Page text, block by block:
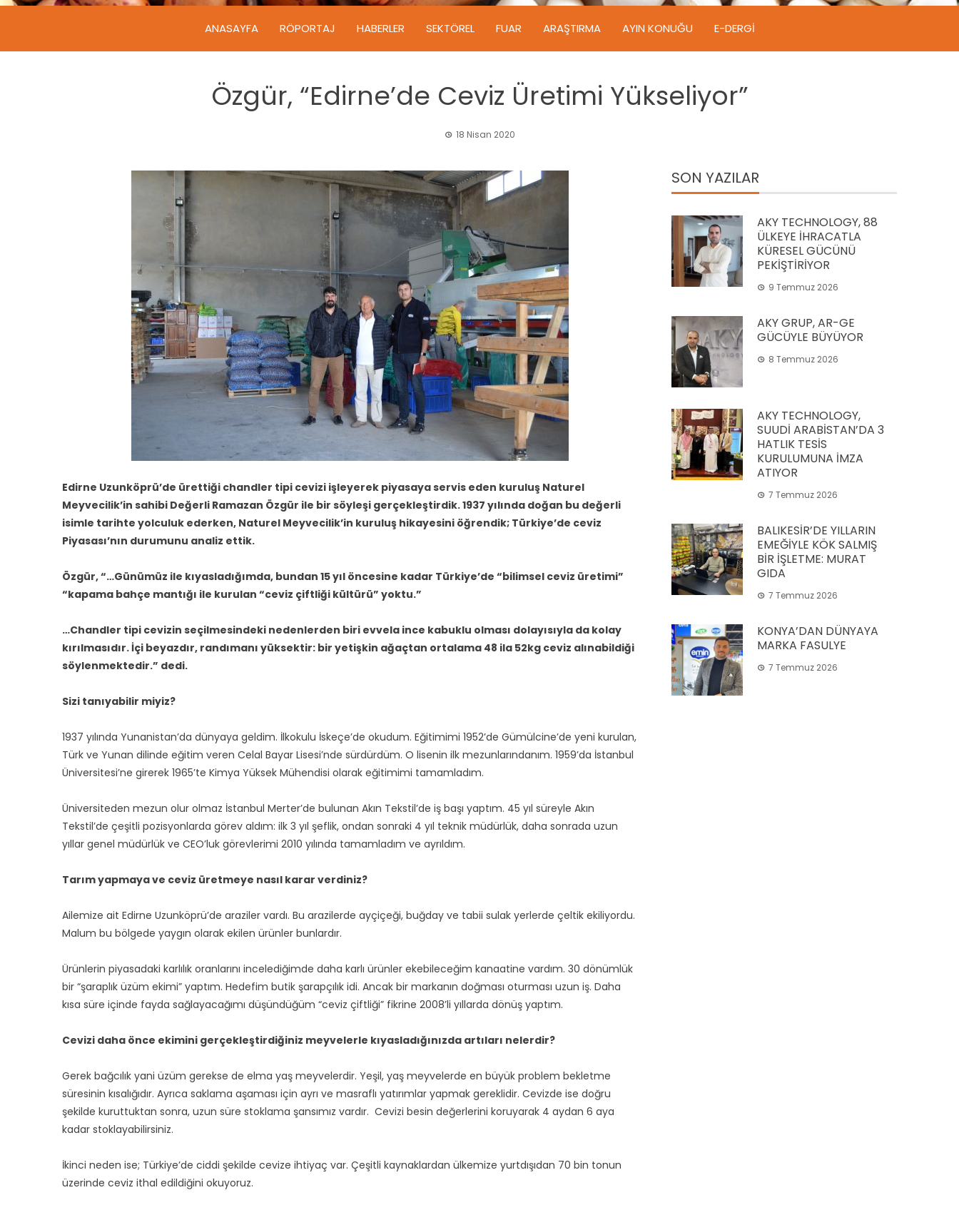
ANASAYFA RÖPORTAJ HABERLER SEKTÖREL FUAR ARAŞTIRMA AYIN KONUĞU E-DERGI
Özgür, “Edirne’de Ceviz Üretimi Yükseliyor”
18 Nisan 2020
Edirne Uzunköprü’de ürettiği chandler tipi cevizi işleyerek piyasaya servis eden kuruluş Naturel
Meyvecilik’in sahibi Değerli Ramazan Özgür ile bir söyleşi gerçekleştirdik. 1937 yılında doğan bu değerli
isimle tarihte yolculuk ederken, Naturel Meyvecilik’in kuruluş hikayesini öğrendik; Türkiye’de ceviz
Piyasası’nın durumunu analiz ettik.
Özgür, “…Günümüz ile kıyasladığımda, bundan 15 yıl öncesine kadar Türkiye’de “bilimsel ceviz üretimi”
“kapama bahçe mantığı ile kurulan “ceviz çiftliği kültürü” yoktu.”
…Chandler tipi cevizin seçilmesindeki nedenlerden biri evvela ince kabuklu olması dolayısıyla da kolay
kırılmasıdır. İçi beyazdır, randımanı yüksektir: bir yetişkin ağaçtan ortalama 48 ila 52kg ceviz alınabildiği
söylenmektedir.” dedi.
Sizi tanıyabilir miyiz?
1937 yılında Yunanistan’da dünyaya geldim. İlkokulu İskeçe’de okudum. Eğitimimi 1952’de Gümülcine’de yeni kurulan,
Türk ve Yunan dilinde eğitim veren Celal Bayar Lisesi’nde sürdürdüm. O lisenin ilk mezunlarındanım. 1959’da İstanbul
Üniversitesi’ne girerek 1965’te Kimya Yüksek Mühendisi olarak eğitimimi tamamladım.
Üniversiteden mezun olur olmaz İstanbul Merter’de bulunan Akın Tekstil’de iş başı yaptım. 45 yıl süreyle Akın
Tekstil’de çeşitli pozisyonlarda görev aldım: ilk 3 yıl şeflik, ondan sonraki 4 yıl teknik müdürlük, daha sonrada uzun
yıllar genel müdürlük ve CEO’luk görevlerimi 2010 yılında tamamladım ve ayrıldım.
Tarım yapmaya ve ceviz üretmeye nasıl karar verdiniz?
Ailemize ait Edirne Uzunköprü’de araziler vardı. Bu arazilerde ayçiçeği, buğday ve tabii sulak yerlerde çeltik ekiliyordu.
Malum bu bölgede yaygın olarak ekilen ürünler bunlardır.
Ürünlerin piyasadaki karlılık oranlarını incelediğimde daha karlı ürünler ekebileceğim kanaatine vardım. 30 dönümlük
bir “şaraplık üzüm ekimi” yaptım. Hedefim butik şarapçılık idi. Ancak bir markanın doğması oturması uzun iş. Daha
kısa süre içinde fayda sağlayacağımı düşündüğüm “ceviz çiftliği” fikrine 2008’li yıllarda dönüş yaptım.
Cevizi daha önce ekimini gerçekleştirdiğiniz meyvelerle kıyasladığınızda artıları nelerdir?
Gerek bağcılık yani üzüm gerekse de elma yaş meyvelerdir. Yeşil, yaş meyvelerde en büyük problem bekletme
süresinin kısalığıdır. Ayrıca saklama aşaması için ayrı ve masraflı yatırımlar yapmak gereklidir. Cevizde ise doğru
şekilde kuruttuktan sonra, uzun süre stoklama şansımız vardır. Cevizi besin değerlerini koruyarak 4 aydan 6 aya
kadar stoklayabilirsiniz.
İkinci neden ise; Türkiye’de ciddi şekilde cevize ihtiyaç var. Çeşitli kaynaklardan ülkemize yurtdışıdan 70 bin tonun
üzerinde ceviz ithal edildiğini okuyoruz.
SON YAZILAR
AKY TECHNOLOGY, 88
ÜLKEYE İHRACATLA
KÜRESEL GÜCÜNÜ
PEKİŞTİRİYOR
9 Temmuz 2026
AKY GRUP, AR-GE
GÜCÜYLE BÜYÜYOR
8 Temmuz 2026
AKY TECHNOLOGY,
SUUDİ ARABİSTAN’DA 3
HATLIK TESİS
KURULUMUNA İMZA
ATIYOR
7 Temmuz 2026
BALIKESİR’DE YILLARIN
EMEĞİYLE KÖK SALMIŞ
BİR İŞLETME: MURAT
GIDA
7 Temmuz 2026
KONYA’DAN DÜNYAYA
MARKA FASULYE
7 Temmuz 2026